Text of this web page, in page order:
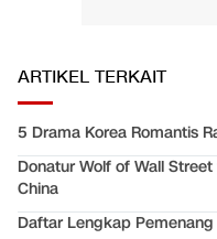
ARTIKEL TERKAIT
5 Drama Korea Romantis
Donatur Wolf of Wall
China
Daftar Lengkap